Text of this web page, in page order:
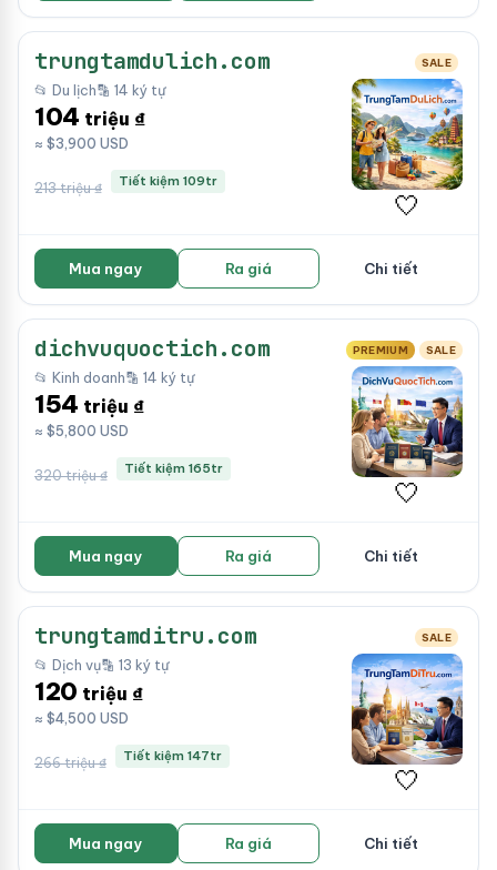
trungtamdulich.com SALE
📂 Du lịch🔡 14 ký tự
104 triệu ₫
≈ $3,900 USD
213 triệu ₫ Tiết kiệm 109tr
🤍
Mua ngay Ra giá Chi tiết
dichvuquoctich.com PREMIUM SALE
📂 Kinh doanh🔡 14 ký tự
154 triệu ₫
≈ $5,800 USD
320 triệu ₫ Tiết kiệm 165tr
🤍
Mua ngay Ra giá Chi tiết
trungtamditru.com SALE
📂 Dịch vụ🔡 13 ký tự
120 triệu ₫
≈ $4,500 USD
266 triệu ₫ Tiết kiệm 147tr
🤍
Mua ngay Ra giá Chi tiết